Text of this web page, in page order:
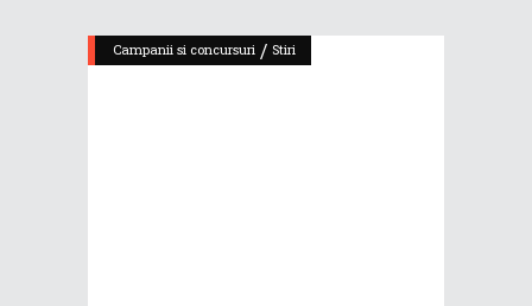
Campanii si concursuri / Stiri